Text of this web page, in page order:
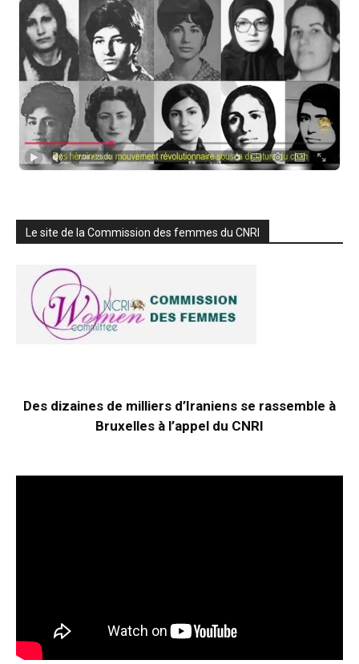
Le site de la Commission des femmes du CNRI
Des dizaines de milliers d’Iraniens se rassemble à
Bruxelles à l’appel du CNRI